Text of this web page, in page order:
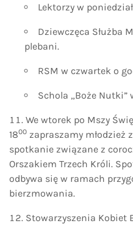
Lektorzy w
Dziewczęca Służba
plebani.
RSM w czwartek o
Schola „Boże Nutki”
We wtorek po Mszy
1800 zapraszamy młodzież
spotkanie związane z
Orszakiem Trzech Króli.
odbywa się w ramach
bierzmowania.
Stowarzyszenia Kobiet